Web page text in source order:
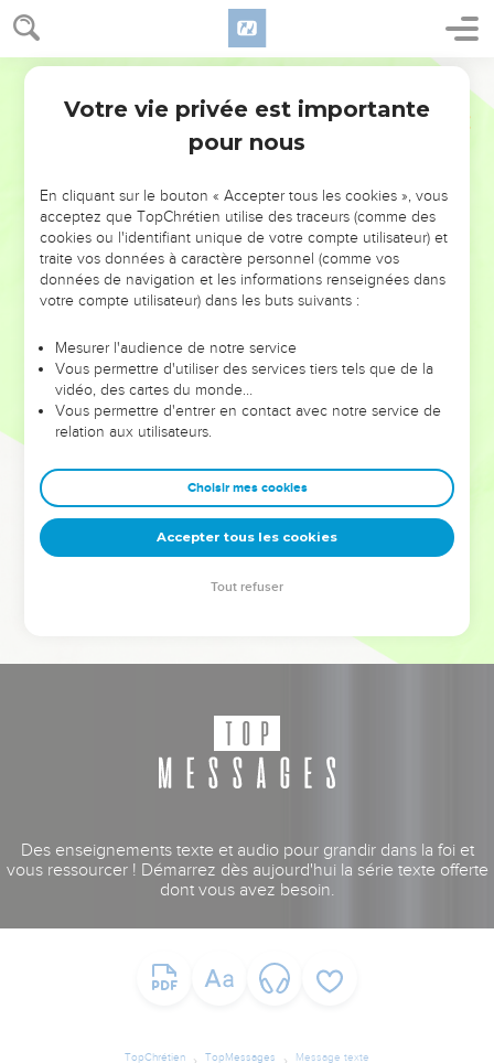
NE MANQUEZ PAS L’ÉVÉNEMENT
DE L’ANNÉE !
ET SI LEURS ERREURS POUVAIENT VOUS ÉVITER LES
VOTRES ?
leur foi ou leur vision. Mais on voit moins les doutes, les erreurs
et les saisons difficiles qu'ils ont traversés, alors même que ce
sont elles qui les ont façonnés.
Dans cette conférence, leaders, entrepreneurs, et responsables
clés pour avancer avec plus de sagesse afin que leurs erreurs
deviennent vos tremplins. Que vous guidiez un ministère, une
équipe, un groupe ou une famille, leur expérience est faite
pour vous.
Des enseignements texte et audio pour grandir dans la foi et
vous ressourcer ! Démarrez dès aujourd'hui la série texte offerte
dont vous avez besoin.
TopChrétien TopMessages Message texte
Votre vie privée est importante
pour nous
En cliquant sur le bouton « Accepter tous les cookies », vous
acceptez que TopChrétien utilise des traceurs (comme des
cookies ou l'identifiant unique de votre compte utilisateur) et
traite vos données à caractère personnel (comme vos
données de navigation et les informations renseignées dans
votre compte utilisateur) dans les buts suivants :
Mesurer l'audience de notre service
Vous permettre d'utiliser des services tiers tels que de la
vidéo, des cartes du monde…
Vous permettre d'entrer en contact avec notre service de
relation aux utilisateurs.
Choisir mes cookies
Accepter tous les cookies
Tout refuser